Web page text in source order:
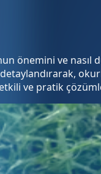
önemini ve nasıl
ve pratik